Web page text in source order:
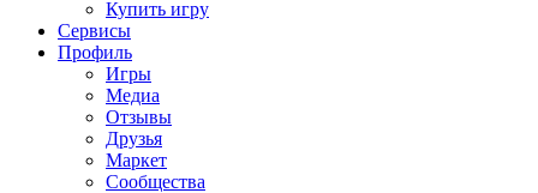
Купить игру
Сервисы
Профиль
Игры
Медиа
Отзывы
Друзья
Маркет
Сообщества